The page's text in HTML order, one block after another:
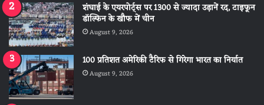
शंघाई के एयरपोर्ट्स पर 1300 से ज्यादा उड़ानें रद, टाइफून
डॉल्फिन के खौफ में चीन
August 9, 2026
100 प्रतिशत अमेरिकी टैरिफ से गिरेगा भारत का निर्यात
August 9, 2026